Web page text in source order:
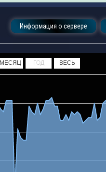
Информация о сервере
МЕСЯЦ ГОД ВЕСЬ